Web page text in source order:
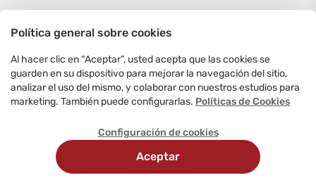
Política general sobre cookies
Al hacer clic en “Aceptar”, usted acepta que las cookies se
guarden en su dispositivo para mejorar la navegación del sitio,
analizar el uso del mismo, y colaborar con nuestros estudios para
marketing. También puede configurarlas. Políticas de Cookies
Configuración de cookies
Aceptar